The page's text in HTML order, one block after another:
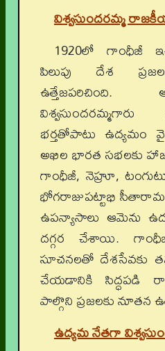
విశ్వసుందరమ్మ
1920లో గాంధీజీ
పిలుపు దేశ
భర్తతోపాటు ఉద్యమం
అఖిల భారత సభలకు
గాంధీజీ, నెహ్రూ,
భోగరాజుపట్టాభి
ఉపన్యాసాలు ఆమెను
దగ్గర చేశాయి.
సూచనలతో దేశసేవకు
చేయడానికి సిద్ధపడి
పాల్గొని ప్రజలకు నూతన
ఉద్యమ నేతగా